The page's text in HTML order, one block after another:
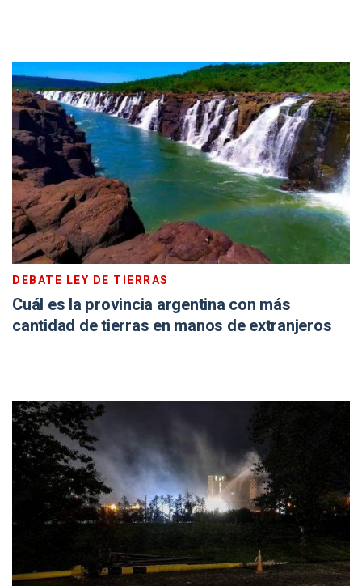
DEBATE LEY DE TIERRAS
Cuál es la provincia argentina con más
cantidad de tierras en manos de extranjeros